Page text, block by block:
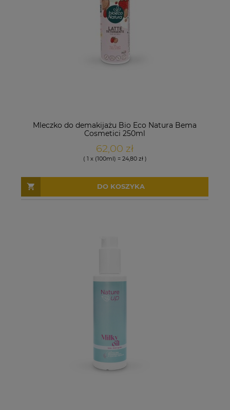
Mleczko do demakijażu Bio Eco Natura Bema
Cosmetici 250ml
62,00 zł
( 1 x (100ml) = 24,80 zł )
DO KOSZYKA